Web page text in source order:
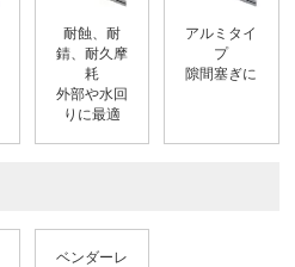
耐蝕、耐
錆、耐久摩
耗
外部や水回
りに最適
アルミタイ
プ
隙間塞ぎに
ベンダーレ